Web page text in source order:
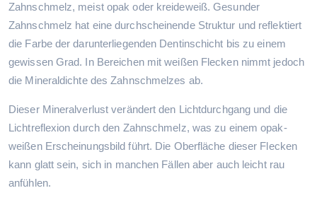
Zahnschmelz, meist opak oder kreideweiß. Gesunder
Zahnschmelz hat eine durchscheinende Struktur und reflektiert
die Farbe der darunterliegenden Dentinschicht bis zu einem
gewissen Grad. In Bereichen mit weißen Flecken nimmt jedoch
die Mineraldichte des Zahnschmelzes ab.
Dieser Mineralverlust verändert den Lichtdurchgang und die
Lichtreflexion durch den Zahnschmelz, was zu einem opak-
weißen Erscheinungsbild führt. Die Oberfläche dieser Flecken
kann glatt sein, sich in manchen Fällen aber auch leicht rau
anfühlen.